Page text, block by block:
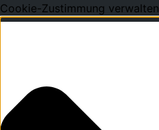
Cookie-Zustimmung verwalten